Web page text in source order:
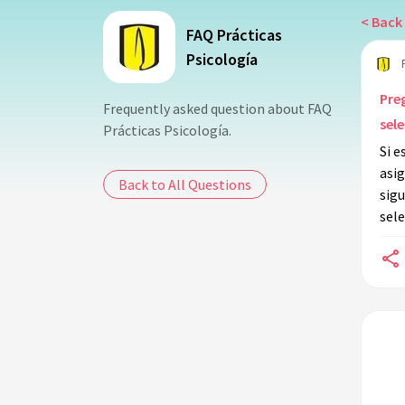
FAQ Prácticas
Psicología
Frequently asked question about FAQ
Prácticas Psicología.
Back to All Questions
<
Si